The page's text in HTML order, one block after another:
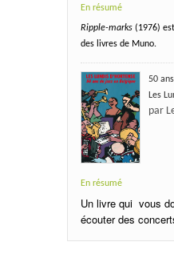
En résumé
Ripple-marks (1976)
des livres de Muno.
50
Les
par
En résumé
Un livre qui vous
écouter des